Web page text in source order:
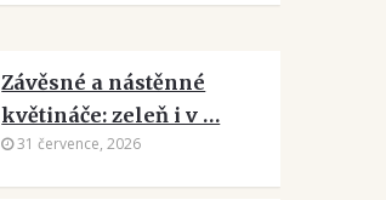
Závěsné a nástěnné
květináče: zeleň i v …
31 července, 2026